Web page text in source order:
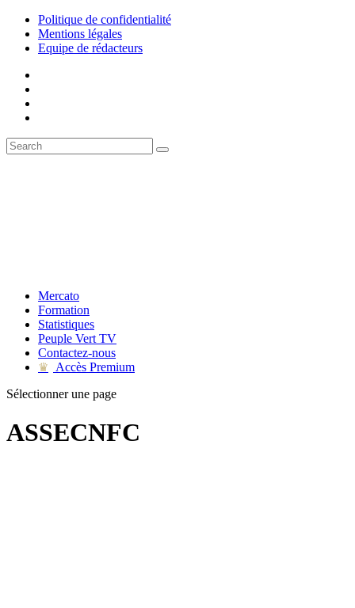
Politique de confidentialité
Mentions légales
Equipe de rédacteurs
Mercato
Formation
Statistiques
Peuple Vert TV
Contactez-nous
♛
Accès Premium
Sélectionner une page
ASSECNFC